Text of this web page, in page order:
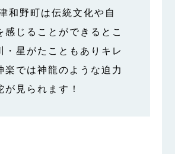
和野町は伝統文化や自
感じることができるとこ
・星がたこともありキレ
楽では神龍のような迫力
が見られます！